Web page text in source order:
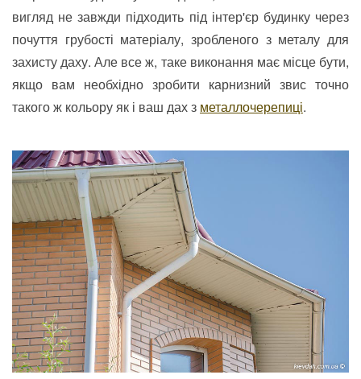
вигляд не завжди підходить під інтер'єр будинку через
почуття грубості матеріалу, зробленого з металу для
захисту даху. Але все ж, таке виконання має місце бути,
якщо вам необхідно зробити карнизний звис точно
такого ж кольору як і ваш дах з металлочерепиці.